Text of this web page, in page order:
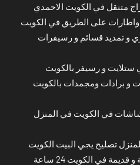
متنقل في الكويت الاحمدي
واطارات على الطريق في الكويت
و تمديد قسائم و رسيفرات
و رسيفر بالكويت
و برادات ومجمدات بالكويت
في الكويت في المنزل
تصليح يجي البيت الكويت
في الكويت 24 ساعة